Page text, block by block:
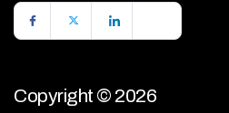
Copyright © 2026